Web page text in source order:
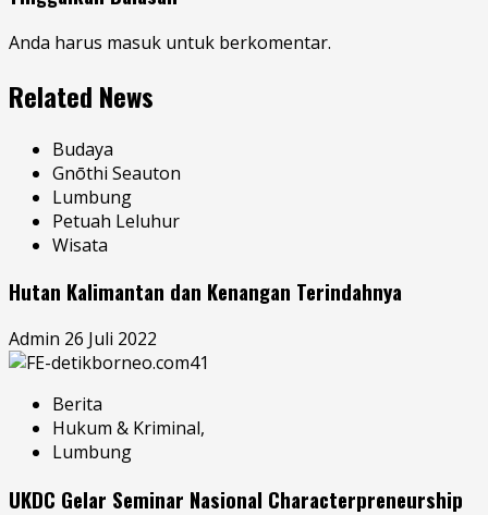
Anda harus masuk untuk berkomentar.
Related News
Budaya
Gnōthi Seauton
Lumbung
Petuah Leluhur
Wisata
Hutan Kalimantan dan Kenangan Terindahnya
Admin 26 Juli 2022
Berita
Hukum & Kriminal,
Lumbung
UKDC Gelar Seminar Nasional Characterpreneurship